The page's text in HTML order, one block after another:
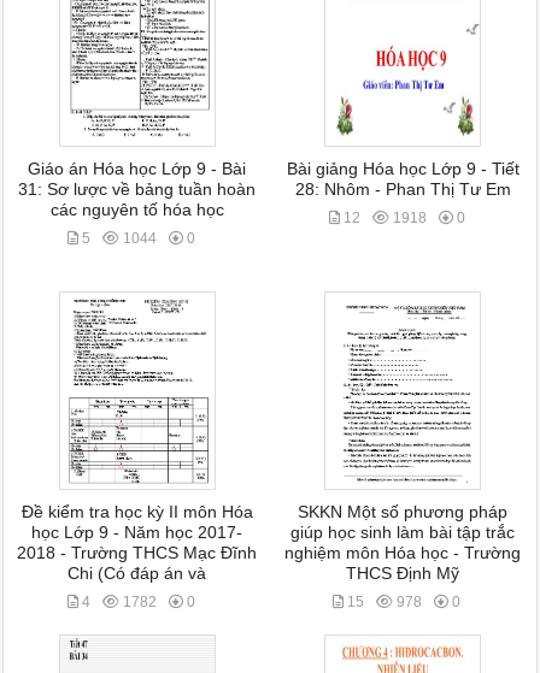
Giáo án Hóa học Lớp 9 - Bài
31: Sơ lược về bảng tuần hoàn
các nguyên tố hóa học
5 1044 0
Bài giảng Hóa học Lớp 9 - Tiết
28: Nhôm - Phan Thị Tư Em
12 1918 0
Đề kiểm tra học kỳ II môn Hóa
học Lớp 9 - Năm học 2017-
2018 - Trường THCS Mạc Đĩnh
Chi (Có đáp án và
4 1782 0
SKKN Một số phương pháp
giúp học sinh làm bài tập trắc
nghiệm môn Hóa học - Trường
THCS Định Mỹ
15 978 0